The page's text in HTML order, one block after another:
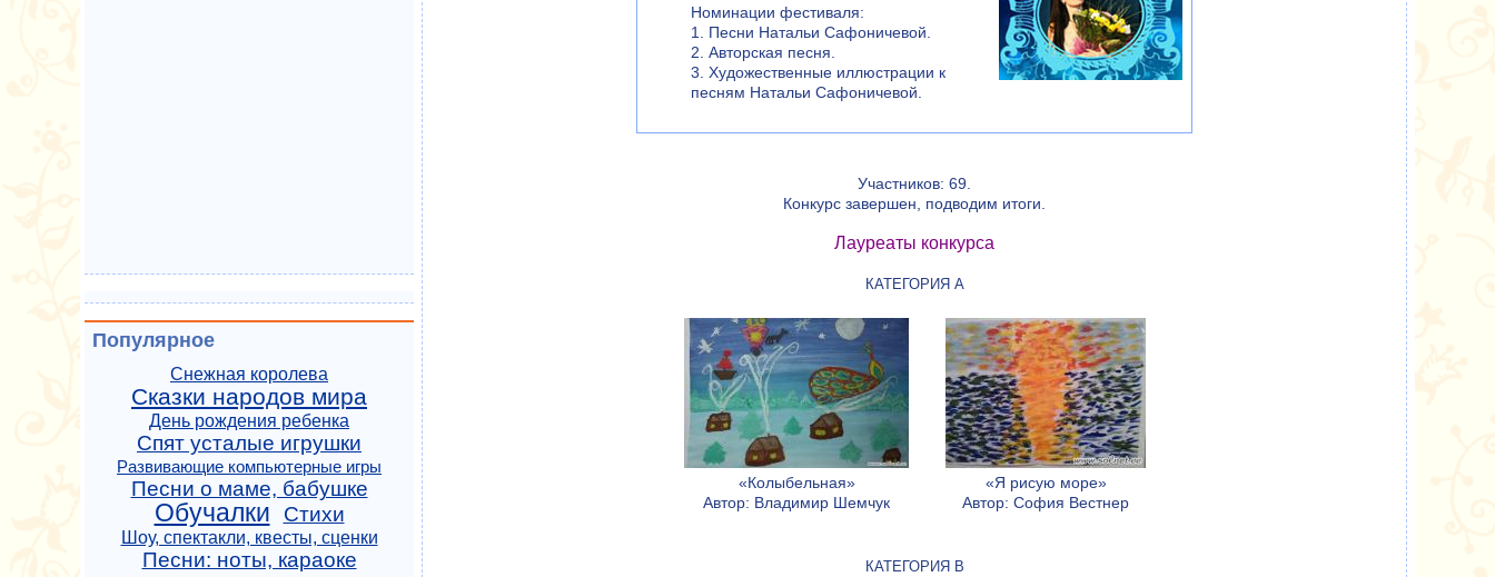
Номинации фестиваля:
1. Песни Натальи Сафоничевой.
2. Авторская песня.
3. Художественные иллюстрации к
песням Натальи Сафоничевой.
Участников: 69.
Конкурс завершен, подводим итоги.
Лауреаты конкурса
КАТЕГОРИЯ А
«Колыбельная»
Автор: Владимир Шемчук
«Я рисую море»
Автор: София Вестнер
КАТЕГОРИЯ B
Популярное
Снежная королева
Сказки народов мира
День рождения ребенка
Спят усталые игрушки
Развивающие компьютерные игры
Песни о маме, бабушке
Обучалки Стихи
Шоу, спектакли, квесты, сценки
Песни: ноты, караоке